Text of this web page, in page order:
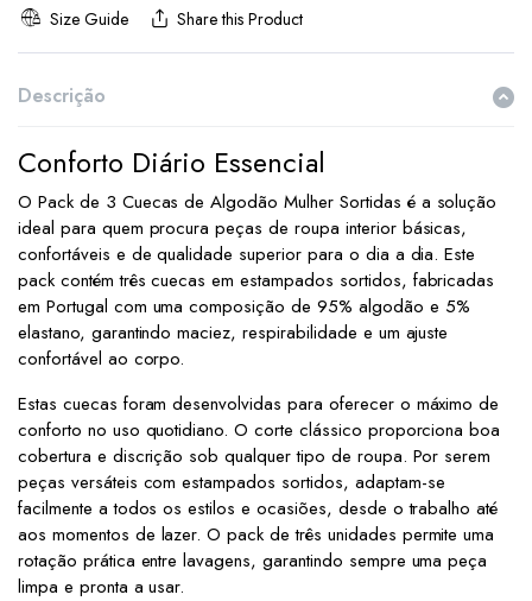
Size Guide Share this Product
Descrição
Conforto Diário Essencial
O Pack de 3 Cuecas de Algodão Mulher Sortidas é a solução
ideal para quem procura peças de roupa interior básicas,
confortáveis e de qualidade superior para o dia a dia. Este
pack contém três cuecas em estampados sortidos, fabricadas
em Portugal com uma composição de 95% algodão e 5%
elastano, garantindo maciez, respirabilidade e um ajuste
confortável ao corpo.
Estas cuecas foram desenvolvidas para oferecer o máximo de
conforto no uso quotidiano. O corte clássico proporciona boa
cobertura e discrição sob qualquer tipo de roupa. Por serem
peças versáteis com estampados sortidos, adaptam-se
facilmente a todos os estilos e ocasiões, desde o trabalho até
aos momentos de lazer. O pack de três unidades permite uma
rotação prática entre lavagens, garantindo sempre uma peça
limpa e pronta a usar.